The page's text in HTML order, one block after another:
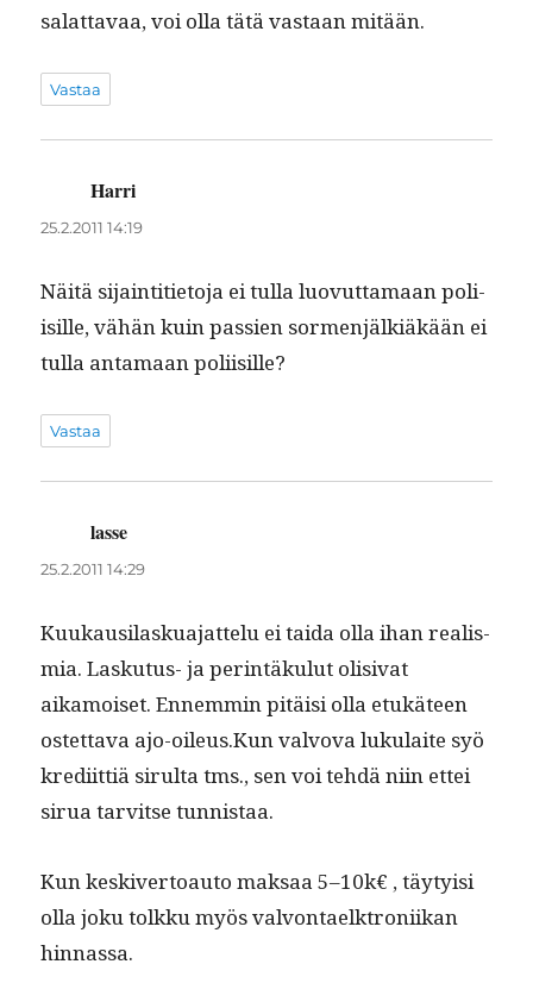
salat­tavaa, voi olla tätä vas­taan mitään.
Vastaa
Harri
25.2.2011 14:19
Näitä sijain­ti­ti­eto­ja ei tul­la luovut­ta­maan poli­
isille, vähän kuin passien sor­men­jälk­iäkään ei
tul­la anta­maan poliisille?
Vastaa
lasse
25.2.2011 14:29
Kuukausi­laskua­jat­telu ei tai­da olla ihan real­is­
mia. Lasku­tus- ja per­in­täku­lut oli­si­vat
aikamoi­set. Ennem­min pitäisi olla etukä­teen
ostet­ta­va ajo-oileus.Kun valvo­va luku­laite syö
kredi­it­tiä sir­ul­ta tms., sen voi tehdä niin ettei
sirua tarvitse tunnistaa.
Kun keskiver­toau­to mak­saa 5–10k€ , täy­ty­isi
olla joku tolkku myös valvon­taelk­tron­i­ikan
hinnassa.